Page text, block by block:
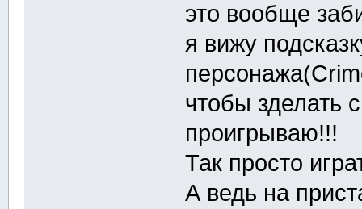
это вообще
я вижу
чтобы зделать
проигрываю!!!
Так просто
А ведь на